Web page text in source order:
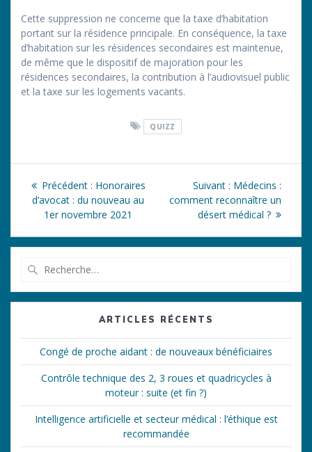
Cette suppression ne concerne que la taxe d’habitation
portant sur la résidence principale. En conséquence, la taxe
d’habitation sur les résidences secondaires est maintenue,
de même que le dispositif de majoration pour les
résidences secondaires, la contribution à l’audiovisuel public
et la taxe sur les logements vacants.
QUIZZ
Navigation
de
l’article
Précédent : Article
précédent
:
Honoraires
d’avocat : du nouveau au
1er novembre 2021
Suivant : Article
suivant
:
Médecins :
comment reconnaître un
désert médical ?
:
ARTICLES RÉCENTS
Congé de proche aidant : de nouveaux bénéficiaires
Contrôle technique des 2, 3 roues et quadricycles à
moteur : suite (et fin ?)
Intelligence artificielle et secteur médical : l’éthique est
recommandée